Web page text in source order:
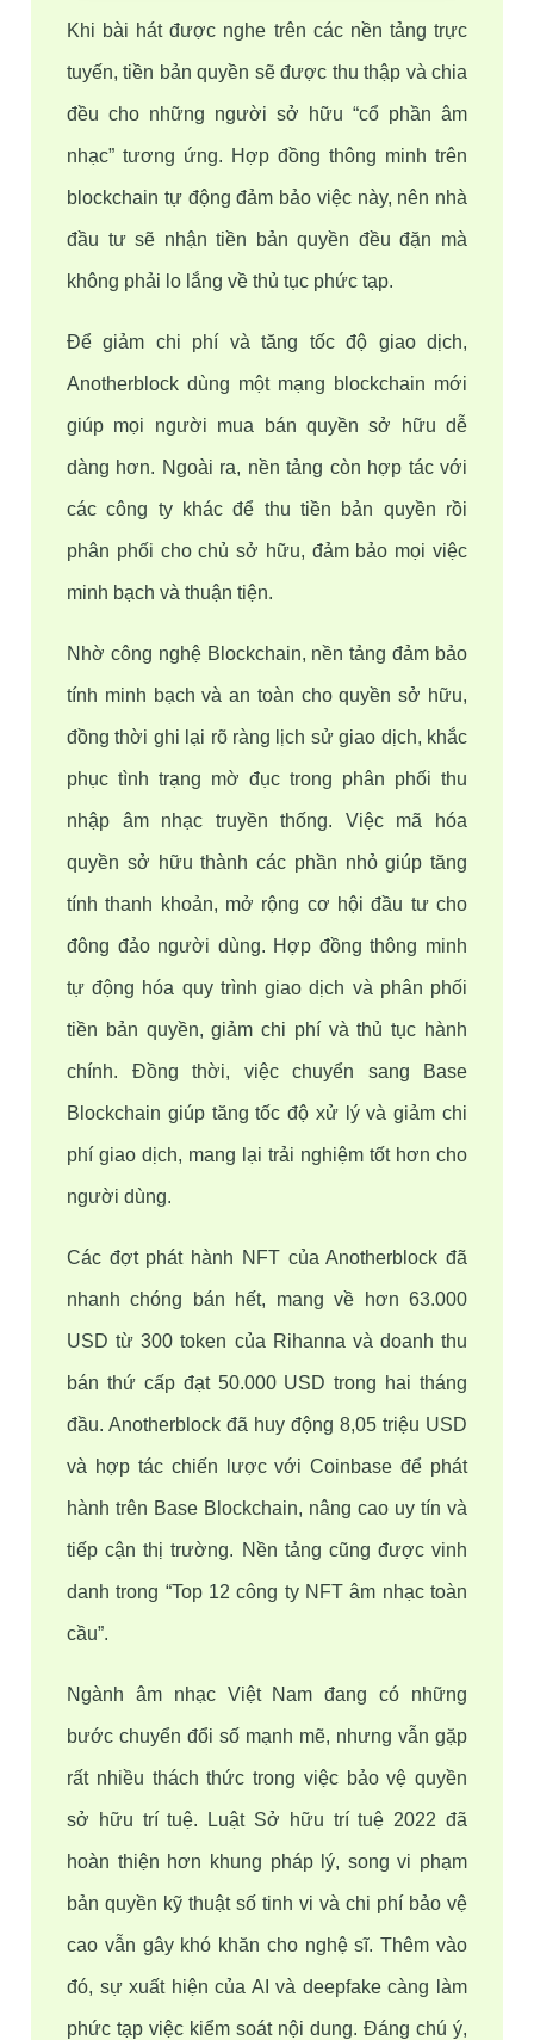
Khi bài hát được nghe trên các nền tảng trực
tuyến, tiền bản quyền sẽ được thu thập và chia
đều cho những người sở hữu “cổ phần âm
nhạc” tương ứng. Hợp đồng thông minh trên
blockchain tự động đảm bảo việc này, nên nhà
đầu tư sẽ nhận tiền bản quyền đều đặn mà
không phải lo lắng về thủ tục phức tạp.
Để giảm chi phí và tăng tốc độ giao dịch,
Anotherblock dùng một mạng blockchain mới
giúp mọi người mua bán quyền sở hữu dễ
dàng hơn. Ngoài ra, nền tảng còn hợp tác với
các công ty khác để thu tiền bản quyền rồi
phân phối cho chủ sở hữu, đảm bảo mọi việc
minh bạch và thuận tiện.
Nhờ công nghệ Blockchain, nền tảng đảm bảo
tính minh bạch và an toàn cho quyền sở hữu,
đồng thời ghi lại rõ ràng lịch sử giao dịch, khắc
phục tình trạng mờ đục trong phân phối thu
nhập âm nhạc truyền thống. Việc mã hóa
quyền sở hữu thành các phần nhỏ giúp tăng
tính thanh khoản, mở rộng cơ hội đầu tư cho
đông đảo người dùng. Hợp đồng thông minh
tự động hóa quy trình giao dịch và phân phối
tiền bản quyền, giảm chi phí và thủ tục hành
chính. Đồng thời, việc chuyển sang Base
Blockchain giúp tăng tốc độ xử lý và giảm chi
phí giao dịch, mang lại trải nghiệm tốt hơn cho
người dùng.
Các đợt phát hành NFT của Anotherblock đã
nhanh chóng bán hết, mang về hơn 63.000
USD từ 300 token của Rihanna và doanh thu
bán thứ cấp đạt 50.000 USD trong hai tháng
đầu. Anotherblock đã huy động 8,05 triệu USD
và hợp tác chiến lược với Coinbase để phát
hành trên Base Blockchain, nâng cao uy tín và
tiếp cận thị trường. Nền tảng cũng được vinh
danh trong “Top 12 công ty NFT âm nhạc toàn
cầu”.
Ngành âm nhạc Việt Nam đang có những
bước chuyển đổi số mạnh mẽ, nhưng vẫn gặp
rất nhiều thách thức trong việc bảo vệ quyền
sở hữu trí tuệ. Luật Sở hữu trí tuệ 2022 đã
hoàn thiện hơn khung pháp lý, song vi phạm
bản quyền kỹ thuật số tinh vi và chi phí bảo vệ
cao vẫn gây khó khăn cho nghệ sĩ. Thêm vào
đó, sự xuất hiện của AI và deepfake càng làm
phức tạp việc kiểm soát nội dung. Đáng chú ý,